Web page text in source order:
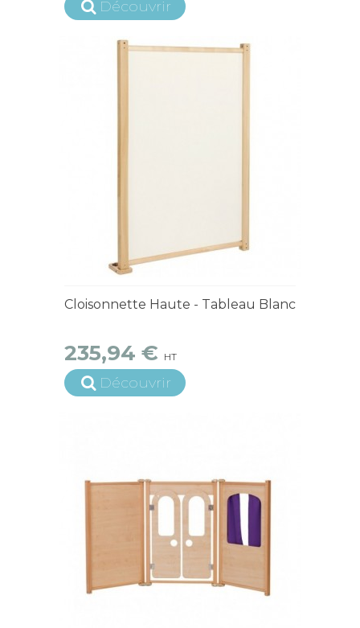
Découvrir
Cloisonnette Haute - Tableau Blanc
235,94 € HT
Découvrir